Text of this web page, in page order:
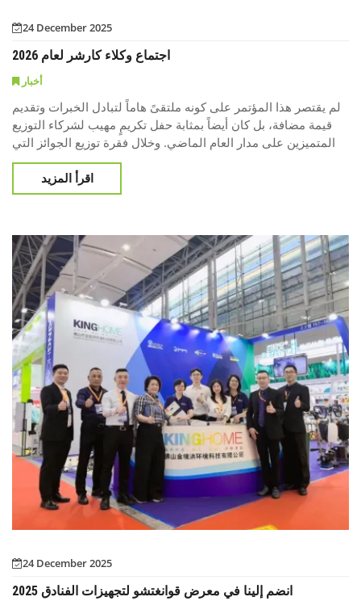
24 December 2025
اجتماع وكلاء كارشر لعام 2026
أخبار
لم يقتصر هذا المؤتمر على كونه ملتقىً هاماً لتبادل الخبرات وتقديم
قيمة مضافة، بل كان أيضاً بمثابة حفل تكريمٍ مهيب لشركاء التوزيع
المتميزين على مدار العام الماضي. وخلال فقرة توزيع الجوائز التي
حظيت بترقبٍ كبير، نالت شركة KINGHOME جائزتين مرموقتين -
جائزة "الوكيل الفضي" وجائزة "النجم الصاعد المتميز" - بفضل
قدراتها التجارية الاستثنائية، وأدائها المتميز في السوق، ونجاحها
اقرأ المزيد
24 December 2025
انضم إلينا في معرض قوانغتشو لتجهيزات الفنادق 2025